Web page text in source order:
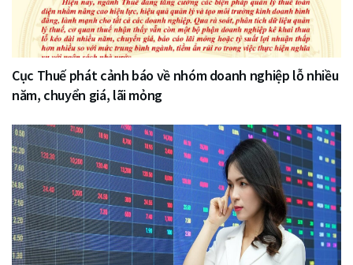
Cục Thuế phát cảnh báo về nhóm doanh nghiệp lỗ nhiều
năm, chuyển giá, lãi mỏng